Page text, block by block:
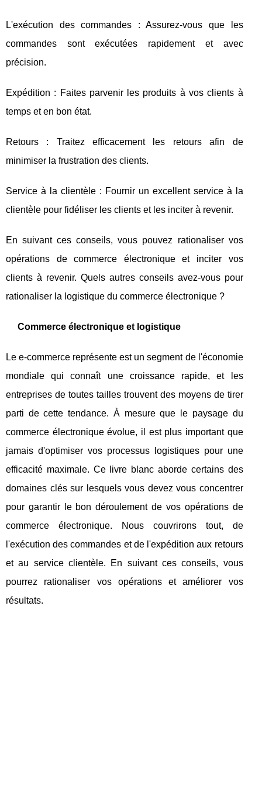
L'exécution des commandes : Assurez-vous que les
commandes sont exécutées rapidement et avec
précision.
Expédition : Faites parvenir les produits à vos clients à
temps et en bon état.
Retours : Traitez efficacement les retours afin de
minimiser la frustration des clients.
Service à la clientèle : Fournir un excellent service à la
clientèle pour fidéliser les clients et les inciter à revenir.
En suivant ces conseils, vous pouvez rationaliser vos
opérations de commerce électronique et inciter vos
clients à revenir. Quels autres conseils avez-vous pour
rationaliser la logistique du commerce électronique ?
Commerce électronique et logistique
Le e-commerce représente est un segment de l'économie
mondiale qui connaît une croissance rapide, et les
entreprises de toutes tailles trouvent des moyens de tirer
parti de cette tendance. À mesure que le paysage du
commerce électronique évolue, il est plus important que
jamais d'optimiser vos processus logistiques pour une
efficacité maximale. Ce livre blanc aborde certains des
domaines clés sur lesquels vous devez vous concentrer
pour garantir le bon déroulement de vos opérations de
commerce électronique. Nous couvrirons tout, de
l'exécution des commandes et de l'expédition aux retours
et au service clientèle. En suivant ces conseils, vous
pourrez rationaliser vos opérations et améliorer vos
résultats.